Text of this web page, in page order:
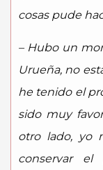
cosas pude
– Hubo un
Urueña, no
he tenido el
sido muy
otro lado, yo
conservar